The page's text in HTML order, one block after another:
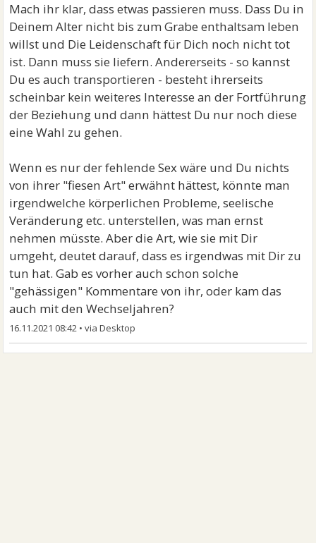
Mach ihr klar, dass etwas passieren muss. Dass Du in
Deinem Alter nicht bis zum Grabe enthaltsam leben
willst und Die Leidenschaft für Dich noch nicht tot
ist. Dann muss sie liefern. Andererseits - so kannst
Du es auch transportieren - besteht ihrerseits
scheinbar kein weiteres Interesse an der Fortführung
der Beziehung und dann hättest Du nur noch diese
eine Wahl zu gehen.
Wenn es nur der fehlende Sex wäre und Du nichts
von ihrer "fiesen Art" erwähnt hättest, könnte man
irgendwelche körperlichen Probleme, seelische
Veränderung etc. unterstellen, was man ernst
nehmen müsste. Aber die Art, wie sie mit Dir
umgeht, deutet darauf, dass es irgendwas mit Dir zu
tun hat. Gab es vorher auch schon solche
"gehässigen" Kommentare von ihr, oder kam das
auch mit den Wechseljahren?
16.11.2021 08:42 •